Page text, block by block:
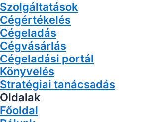
Szolgáltatások
Cégértékelés
Cégeladás
Cégvásárlás
Cégeladási portál
Könyvelés
Stratégiai tanácsadás
Oldalak
Főoldal